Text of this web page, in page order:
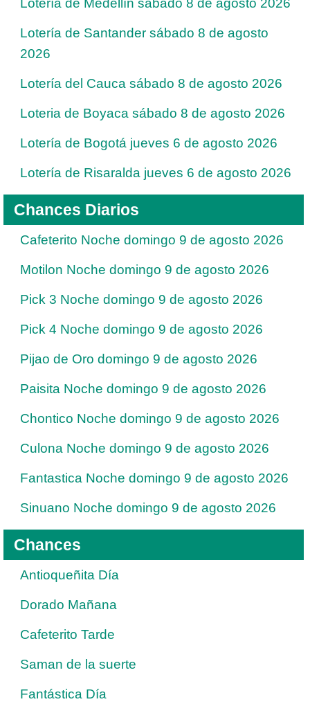
Lotería de Medellín sábado 8 de agosto 2026
Lotería de Santander sábado 8 de agosto
2026
Lotería del Cauca sábado 8 de agosto 2026
Loteria de Boyaca sábado 8 de agosto 2026
Lotería de Bogotá jueves 6 de agosto 2026
Lotería de Risaralda jueves 6 de agosto 2026
Chances Diarios
Cafeterito Noche domingo 9 de agosto 2026
Motilon Noche domingo 9 de agosto 2026
Pick 3 Noche domingo 9 de agosto 2026
Pick 4 Noche domingo 9 de agosto 2026
Pijao de Oro domingo 9 de agosto 2026
Paisita Noche domingo 9 de agosto 2026
Chontico Noche domingo 9 de agosto 2026
Culona Noche domingo 9 de agosto 2026
Fantastica Noche domingo 9 de agosto 2026
Sinuano Noche domingo 9 de agosto 2026
Chances
Antioqueñita Día
Dorado Mañana
Cafeterito Tarde
Saman de la suerte
Fantástica Día